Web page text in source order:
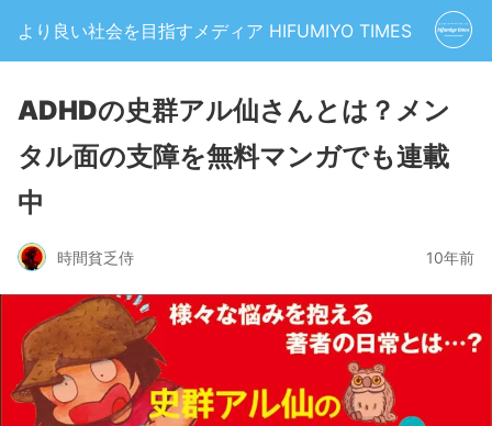
より良い社会を目指すメディア HIFUMIYO TIMES
ADHDの史群アル仙さんとは？メン
タル面の支障を無料マンガでも連載
中
時間貧乏侍 10年前